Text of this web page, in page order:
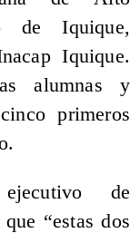
de Iquique,
Iquique.
alumnas y
primeros
de
“estas dos